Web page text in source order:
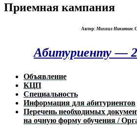
Приемная кампания
Автор: Михаил Никитин .
Абитуриенту —
Объявление
КЦП
Специальность
Информация для абитуриентов
Перечень необходимых
на очную форму обучения /